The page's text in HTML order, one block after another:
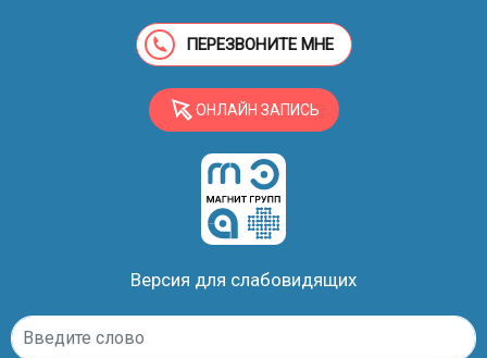
ПЕРЕЗВОНИТЕ МНЕ
ОНЛАЙН ЗАПИСЬ
Версия для слабовидящих